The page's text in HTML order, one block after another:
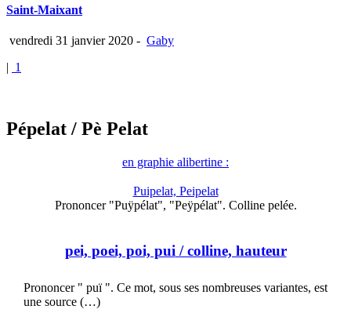
Saint-Maixant
vendredi 31 janvier 2020 - Gaby
| 1
Pépelat / Pè Pelat
en graphie alibertine :
Puipelat, Peipelat
Prononcer "Puÿpélat", "Peÿpélat". Colline pelée.
pei, poei, poi, pui / colline, hauteur
Prononcer " puï ". Ce mot, sous ses nombreuses variantes, est
une source (…)